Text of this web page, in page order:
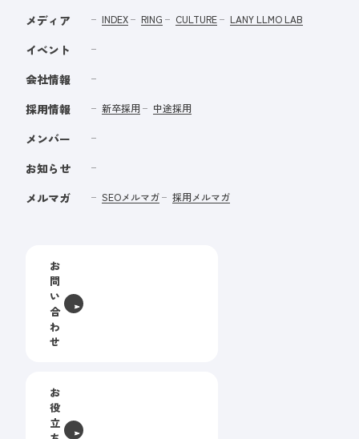
メディア
INDEX RING CULTURE LANY LLMO LAB
イベント
会社情報
採用情報
新卒採用 中途採用
メンバー
お知らせ
メルマガ
SEOメルマガ 採用メルマガ
お
問
い
合
わ
せ
お
役
立